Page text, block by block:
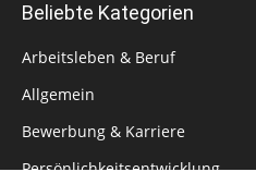
Beliebte Kategorien
Arbeitsleben & Beruf
Allgemein
Bewerbung & Karriere